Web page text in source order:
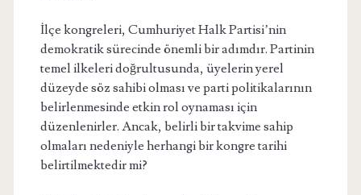
İlçe kongreleri, Cumhuriyet Halk Partisi’nin
demokratik sürecinde önemli bir adımdır. Partinin
temel ilkeleri doğrultusunda, üyelerin yerel
düzeyde söz sahibi olması ve parti politikalarının
belirlenmesinde etkin rol oynaması için
düzenlenirler. Ancak, belirli bir takvime sahip
olmaları nedeniyle herhangi bir kongre tarihi
belirtilmektedir mi?